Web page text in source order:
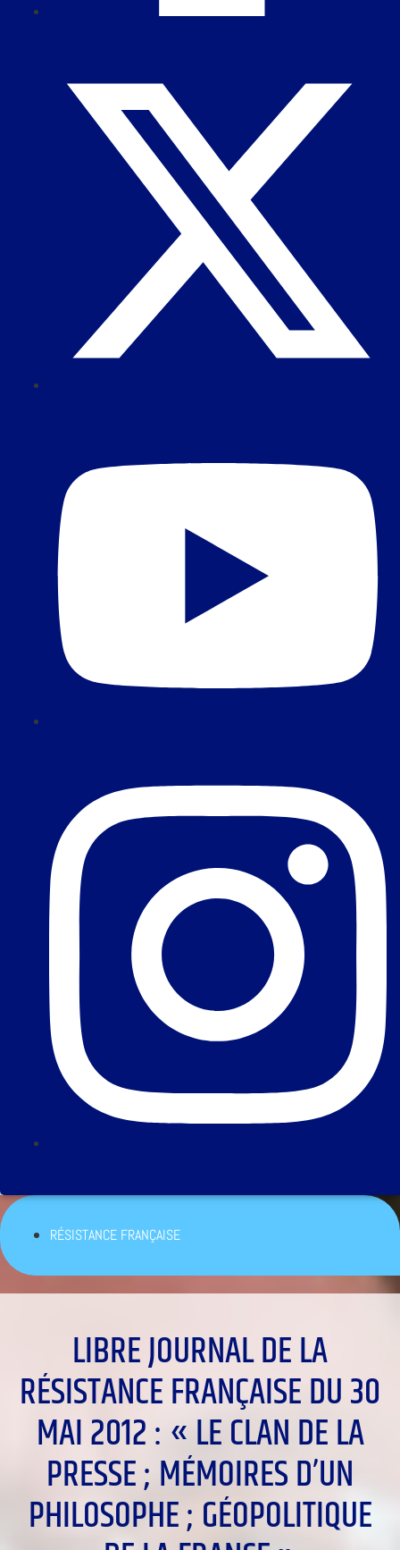
RÉSISTANCE FRANÇAISE
LIBRE JOURNAL DE LA
RÉSISTANCE FRANÇAISE DU 30
MAI 2012 : « LE CLAN DE LA
PRESSE ; MÉMOIRES D’UN
PHILOSOPHE ; GÉOPOLITIQUE